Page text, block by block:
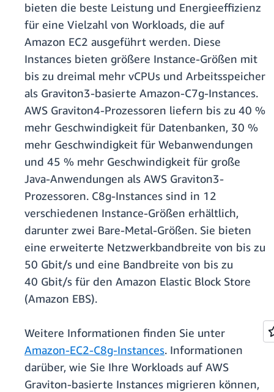
bieten die beste Leistung und Energieeffizienz
für eine Vielzahl von Workloads, die auf
Amazon EC2 ausgeführt werden. Diese
Instances bieten größere Instance-Größen mit
bis zu dreimal mehr vCPUs und Arbeitsspeicher
als Graviton3-basierte Amazon-C7g-Instances.
AWS Graviton4-Prozessoren liefern bis zu 40 %
mehr Geschwindigkeit für Datenbanken, 30 %
mehr Geschwindigkeit für Webanwendungen
und 45 % mehr Geschwindigkeit für große
Java-Anwendungen als AWS Graviton3-
Prozessoren. C8g-Instances sind in 12
verschiedenen Instance-Größen erhältlich,
darunter zwei Bare-Metal-Größen. Sie bieten
eine erweiterte Netzwerkbandbreite von bis zu
50 Gbit/s und eine Bandbreite von bis zu
40 Gbit/s für den Amazon Elastic Block Store
(Amazon EBS).
Weitere Informationen finden Sie unter
Amazon-EC2-C8g-Instances. Informationen
darüber, wie Sie Ihre Workloads auf AWS
Graviton-basierte Instances migrieren können,